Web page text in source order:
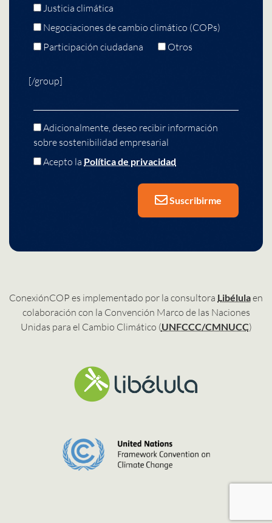
Justicia climática
Negociaciones de cambio climático (COPs)
Participación ciudadana
Otros
[/group]
Adicionalmente, deseo recibir información
sobre sostenibilidad empresarial
Acepto la Política de privacidad
Suscribirme
ConexiónCOP es implementado por la consultora Libélulaen
colaboración con la Convención Marco de las Naciones
Unidas para el Cambio Climático (UNFCCC/CMNUCC)